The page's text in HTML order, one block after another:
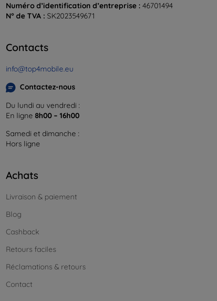
Numéro d’identification d’entreprise : 46701494
N° de TVA : SK2023549671
Contacts
info@top4mobile.eu
Contactez-nous
Du lundi au vendredi :
En ligne 8h00 – 16h00
Samedi et dimanche :
Hors ligne
Achats
Livraison & paiement
Blog
Cashback
Retours faciles
Réclamations & retours
Contact